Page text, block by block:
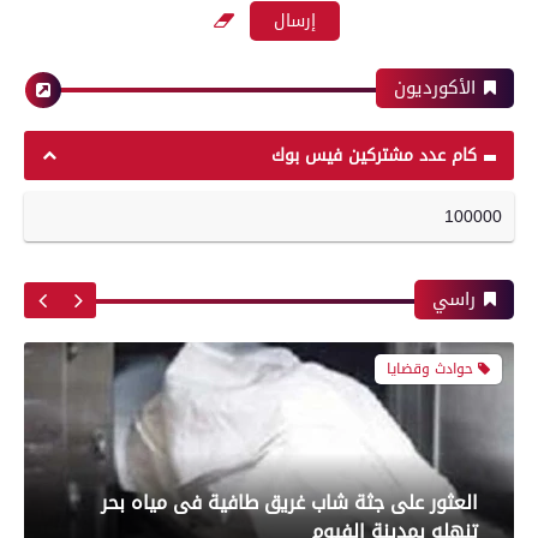
بعدسة الخبر المصري | شاهد أبرز لقطات مباراة
الزمالك وسموحة فى الدورى
رياضة
أبرز لقطات الشوط الأول لمباراة الزمالك وسموحه
فى الدورى
معرض صور
بعدسة الخبر المصري| شاهد أبرز لقطات مباراة
الأكورديون
كام عدد مشتركين فيس بوك
100000
راسي
حوادث وقضايا
العثور على جثة شاب غريق طافية فى مياه بحر
تنهله بمدينة الفيوم
محافظات
تموين الفيوم ضبط 450 كيلو جبنة رومى وموتزاريلا